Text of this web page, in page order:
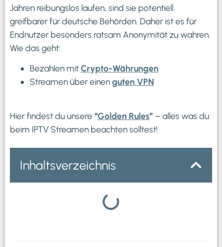
Jahren reibungslos laufen, sind sie potentiell
greifbarer für deutsche Behörden. Daher ist es für
Endnutzer besonders ratsam Anonymität zu wahren.
Wie das geht:
Bezahlen mitCrypto-Währungen
Streamen über einenguten VPN
Hier findest du unsere “Golden Rules” – alles was du
beim IPTV Streamen beachten solltest!
Inhaltsverzeichnis